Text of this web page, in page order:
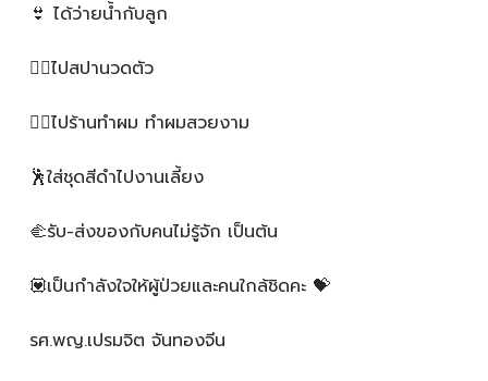
👙 ได้ว่ายน้ำกับลูก
💆‍♀️ไปสปานวดตัว
🧖‍♀️ไปร้านทำผม ทำผมสวยงาม
🕺ใส่ชุดสีดำไปงานเลี้ยง
🫲รับ-ส่งของกับคนไม่รู้จัก เป็นต้น
💟เป็นกำลังใจให้ผู้ป่วยและคนใกล้ชิดคะ 💝
รศ.พญ.เปรมจิต จันทองจีน